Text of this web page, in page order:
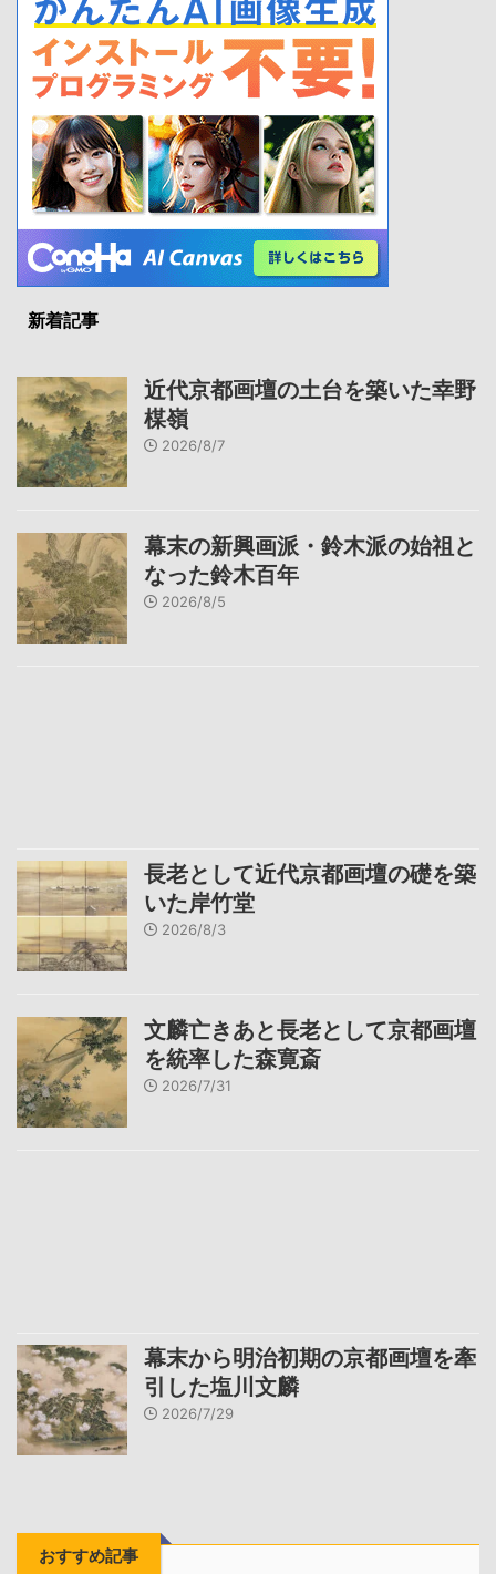
新着記事
近代京都画壇の土台を築いた幸野
楳嶺
2026/8/7
幕末の新興画派・鈴木派の始祖と
なった鈴木百年
2026/8/5
長老として近代京都画壇の礎を築
いた岸竹堂
2026/8/3
文麟亡きあと長老として京都画壇
を統率した森寛斎
2026/7/31
幕末から明治初期の京都画壇を牽
引した塩川文麟
2026/7/29
おすすめ記事